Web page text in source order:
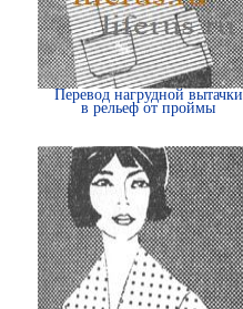
Перевод нагрудной вытачки
в рельеф от проймы